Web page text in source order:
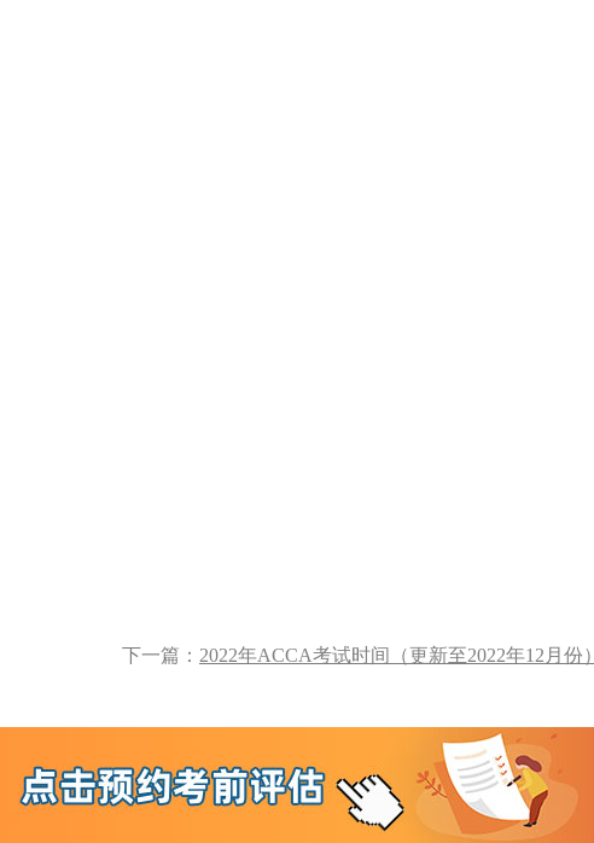
下一篇： 2022年ACCA考试时间（更新至2022年12月份）